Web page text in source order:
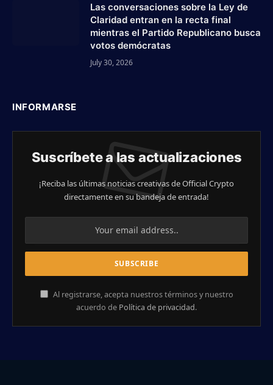
Las conversaciones sobre la Ley de
Claridad entran en la recta final
mientras el Partido Republicano busca
votos demócratas
July 30, 2026
INFORMARSE
Suscríbete a las actualizaciones
¡Reciba las últimas noticias creativas de Official Crypto
directamente en su bandeja de entrada!
Al registrarse, acepta nuestros términos y nuestro
acuerdo de Política de privacidad.